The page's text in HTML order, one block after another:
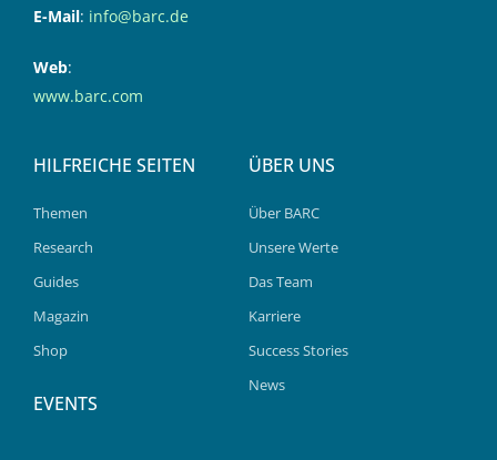
E-Mail: info@barc.de
Web:
www.barc.com
HILFREICHE SEITEN
Themen
Research
Guides
Magazin
Shop
EVENTS
ÜBER UNS
Über BARC
Unsere Werte
Das Team
Karriere
Success Stories
News